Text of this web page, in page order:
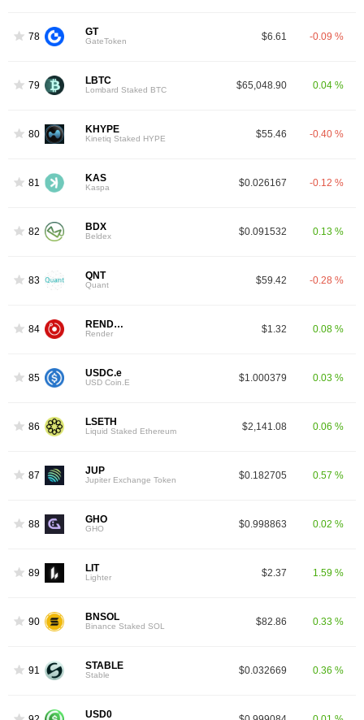
78 GT
GateToken $6.61 -0.09 %
79 LBTC
Lombard Staked BTC $65,048.90 0.04 %
80 KHYPE
Kinetiq Staked HYPE $55.46 -0.40 %
81 KAS
Kaspa $0.026167 -0.12 %
82 BDX
Beldex $0.091532 0.13 %
83 QNT
Quant $59.42 -0.28 %
84 RENDER
Render $1.32 0.08 %
85 USDC.e
USD Coin.E $1.000379 0.03 %
86 LSETH
Liquid Staked Ethereum $2,141.08 0.06 %
87 JUP
Jupiter Exchange Token $0.182705 0.57 %
88 GHO
GHO $0.998863 0.02 %
89 LIT
Lighter $2.37 1.59 %
90 BNSOL
Binance Staked SOL $82.86 0.33 %
91 STABLE
Stable $0.032669 0.36 %
USD0